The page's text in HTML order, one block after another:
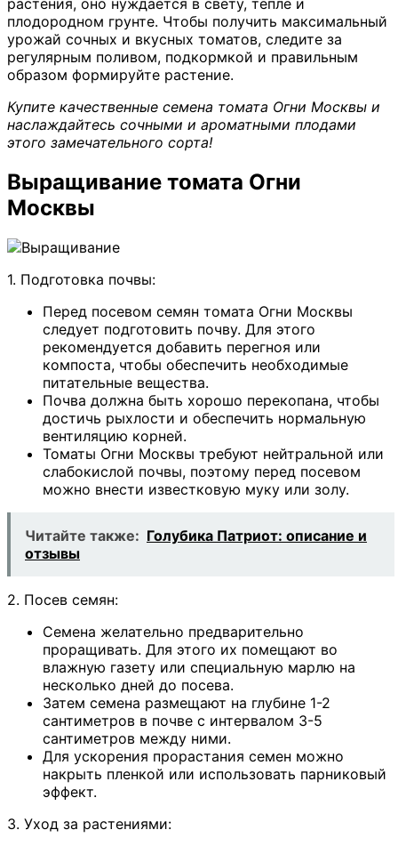
растения, оно нуждается в свету, тепле и
плодородном грунте. Чтобы получить максимальный
урожай сочных и вкусных томатов, следите за
регулярным поливом, подкормкой и правильным
образом формируйте растение.
Купите качественные семена томата Огни Москвы и
наслаждайтесь сочными и ароматными плодами
этого замечательного сорта!
Выращивание томата Огни
Москвы
1. Подготовка почвы:
Перед посевом семян томата Огни Москвы
следует подготовить почву. Для этого
рекомендуется добавить перегноя или
компоста, чтобы обеспечить необходимые
питательные вещества.
Почва должна быть хорошо перекопана, чтобы
достичь рыхлости и обеспечить нормальную
вентиляцию корней.
Томаты Огни Москвы требуют нейтральной или
слабокислой почвы, поэтому перед посевом
можно внести известковую муку или золу.
Читайте также: Голубика Патриот: описание и
отзывы
2. Посев семян:
Семена желательно предварительно
проращивать. Для этого их помещают во
влажную газету или специальную марлю на
несколько дней до посева.
Затем семена размещают на глубине 1-2
сантиметров в почве с интервалом 3-5
сантиметров между ними.
Для ускорения прорастания семен можно
накрыть пленкой или использовать парниковый
эффект.
3. Уход за растениями: